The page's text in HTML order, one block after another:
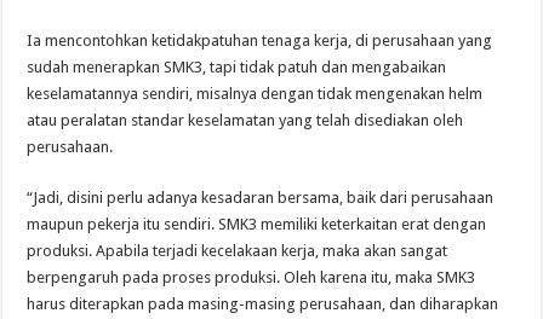
Ia mencontohkan ketidakpatuhan tenaga kerja, di perusahaan yang
sudah menerapkan SMK3, tapi tidak patuh dan mengabaikan
keselamatannya sendiri, misalnya dengan tidak mengenakan helm
atau peralatan standar keselamatan yang telah disediakan oleh
perusahaan.
“Jadi, disini perlu adanya kesadaran bersama, baik dari perusahaan
maupun pekerja itu sendiri. SMK3 memiliki keterkaitan erat dengan
produksi. Apabila terjadi kecelakaan kerja, maka akan sangat
berpengaruh pada proses produksi. Oleh karena itu, maka SMK3
harus diterapkan pada masing-masing perusahaan, dan diharapkan